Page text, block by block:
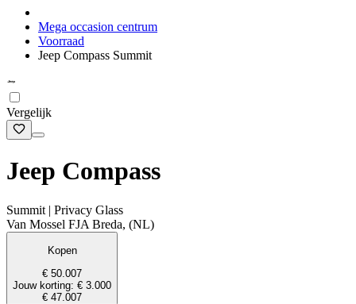
Mega occasion centrum
Voorraad
Jeep Compass Summit
Vergelijk
Jeep Compass
Summit | Privacy Glass
Van Mossel FJA Breda, (NL)
Kopen
€ 50.007
Jouw korting: € 3.000
€ 47.007